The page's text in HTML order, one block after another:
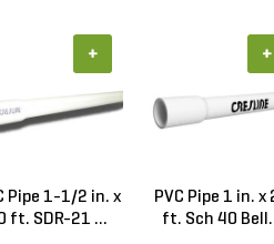
Pipe 1-1/2 in. x
ft. SDR-21 ...
+
PVC Pipe 1 in. x
ft. Sch 40
+